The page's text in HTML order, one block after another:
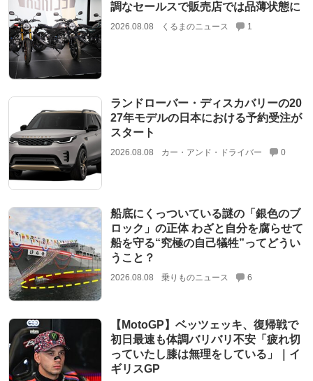
調なセールスで販売店では品薄状態に
2026.08.08 くるまのニュース 1
ランドローバー・ディスカバリーの20
27年モデルの日本における予約受注が
スタート
2026.08.08 カー・アンド・ドライバー 0
船底にくっついている謎の「銀色のブ
ロック」の正体 わざと自分を腐らせて
船を守る“究極の自己犠牲”ってどうい
うこと？
2026.08.08 乗りものニュース 6
【MotoGP】ベッツェッキ、復帰戦で
初日最速も体調バリバリ不安「疲れ切
っていたし膝は無理をしている」｜イ
ギリスGP